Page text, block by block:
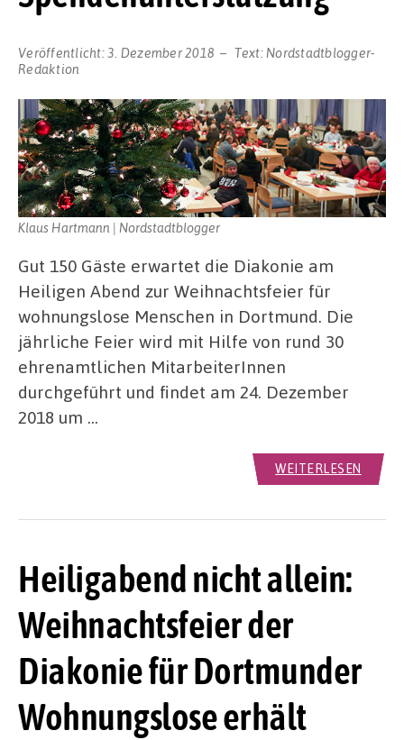
Veröffentlicht: 3. Dezember 2018 Text: Nordstadtblogger-
Redaktion
Klaus Hartmann | Nordstadtblogger
Gut 150 Gäste erwartet die Diakonie am
Heiligen Abend zur Weihnachtsfeier für
wohnungslose Menschen in Dortmund. Die
jährliche Feier wird mit Hilfe von rund 30
ehrenamtlichen MitarbeiterInnen
durchgeführt und findet am 24. Dezember
2018 um …
WEITERLESEN
Heiligabend nicht allein:
Weihnachtsfeier der
Diakonie für Dortmunder
Wohnungslose erhält